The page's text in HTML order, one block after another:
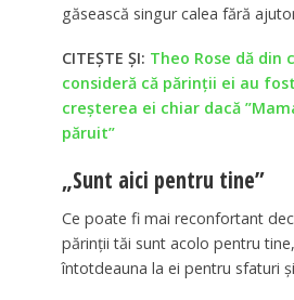
găsească singur calea fără
CITEȘTE ȘI: Theo Rose dă din
consideră că părinții ei au
creșterea ei chiar dacă
păruit”
„Sunt aici pentru tine”
Ce poate fi mai reconfortant
părinții tăi sunt acolo pentru
întotdeauna la ei pentru sfaturi